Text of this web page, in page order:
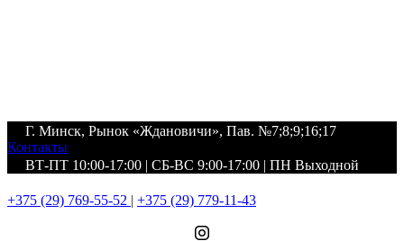
Г. Минск, Рынок «Ждановичи», Пав. №7;8;9;16;17
Контакты
ВТ-ПТ 10:00-17:00 | СБ-ВС 9:00-17:00 | ПН Выходной
+375 (29) 769-55-52 | +375 (29) 779-11-43